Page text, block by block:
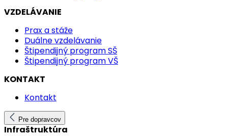
VZDELÁVANIE
Prax a stáže
Duálne vzdelávanie
Štipendijný program SŠ
Štipendijný program VŠ
KONTAKT
Kontakt
Pre dopravcov
Infraštruktúra